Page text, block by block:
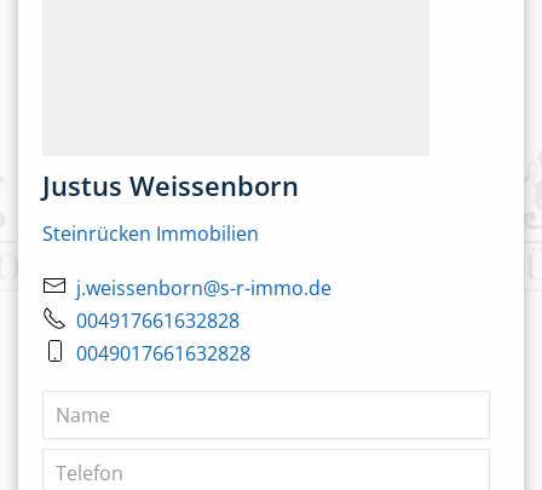
Justus Weissenborn
Steinrücken Immobilien
j.weissenborn@s-r-immo.de
004917661632828
0049017661632828